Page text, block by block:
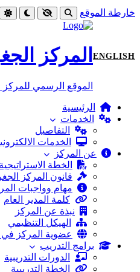
خارطة الموقع
ENGLISH المركز
الموقع الرسمي للمركز
الرئيسية
الخدمات
التفاصيل
الخدمات
عن المركز
الخطة الاستراتيجية
قانون المركز
مهام وواجبات
كلمة المدير العام
نبذة عن المركز
الهيكل التنظيمي
عضوية المركز في
برامج التدريب
الدورات التدريبية
الخطة التدريبية